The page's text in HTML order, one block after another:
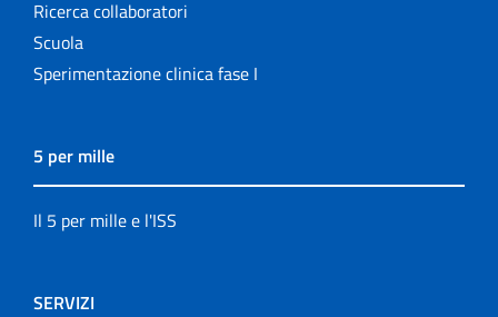
Ricerca collaboratori
Scuola
Sperimentazione clinica fase I
5 per mille
Il 5 per mille e l'ISS
SERVIZI